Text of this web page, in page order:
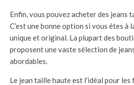
Enfin, vous pouvez acheter des jeans
C’est une bonne option si vous êtes à
unique et original. La plupart des
proposent une vaste sélection de
abordables.
Le jean taille haute est l’idéal pour les